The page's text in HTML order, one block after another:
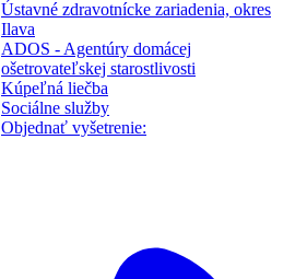
Ústavné zdravotnícke zariadenia, okres
Ilava
ADOS - Agentúry domácej
ošetrovateľskej starostlivosti
Kúpeľná liečba
Sociálne služby
Objednať vyšetrenie: